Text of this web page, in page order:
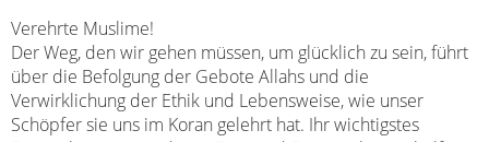
Verehrte Muslime!
Der Weg, den wir gehen müssen, um glücklich zu sein, führt
über die Befolgung der Gebote Allahs und die
Verwirklichung der Ethik und Lebensweise, wie unser
Schöpfer sie uns im Koran gelehrt hat. Ihr wichtigstes